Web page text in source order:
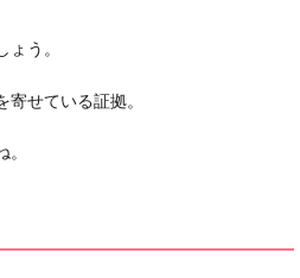
う。
せている証拠。